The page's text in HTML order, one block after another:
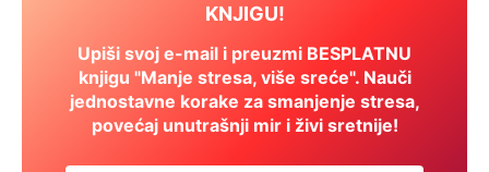
KNJIGU!
Upiši svoj e-mail i preuzmi BESPLATNU
knjigu "Manje stresa, više sreće". Nauči
jednostavne korake za smanjenje stresa,
povećaj unutrašnji mir i živi sretnije!